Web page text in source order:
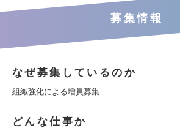
募集情報
なぜ募集しているのか
組織強化による増員募集
どんな仕事か